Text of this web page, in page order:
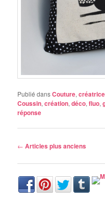
Publié dansCouture,créatrice
Coussin,création,déco,fluo,
réponse
Navigation des articles
← Articles plus anciens